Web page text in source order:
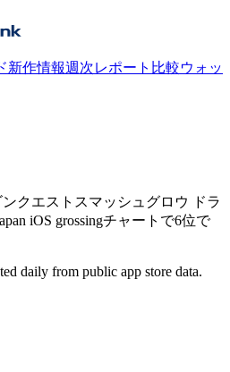
新作情報週次レポート 比較ウォッ
クエストスマッシュグロウ ドラ
iOS grossingチャートで6位で
daily from public app store data.